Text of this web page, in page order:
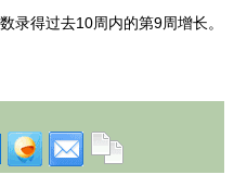
录得过去10周内的第9周增长。